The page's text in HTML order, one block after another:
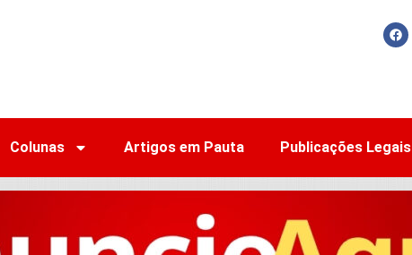
Colunas Artigos em Pauta Publicações Legais